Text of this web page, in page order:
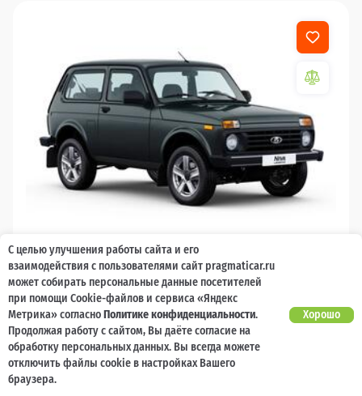
LADA Niva Legend
2026
Ваш кешбек 10 000 баллов
1 119 000 ₽
799 200₽
С целью улучшения работы сайта и его
взаимодействия с пользователями сайт pragmaticar.ru
может собирать персональные данные посетителей
при помощи Cookie-файлов и сервиса «Яндекс
Метрика» согласноПолитике конфиденциальности.
Продолжая работу с сайтом, Вы даёте согласие на
обработку персональных данных. Вы всегда можете
отключить файлы cookie в настройках Вашего
браузера.
Хорошо